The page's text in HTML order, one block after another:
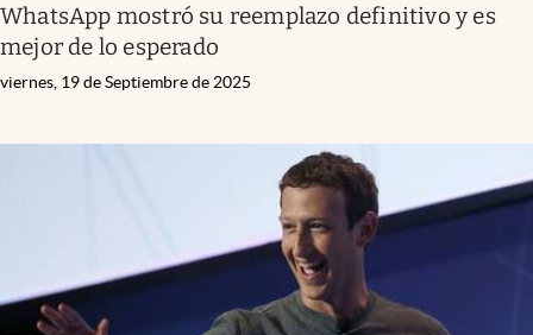
WhatsApp mostró su reemplazo definitivo y es
mejor de lo esperado
viernes, 19 de Septiembre de 2025